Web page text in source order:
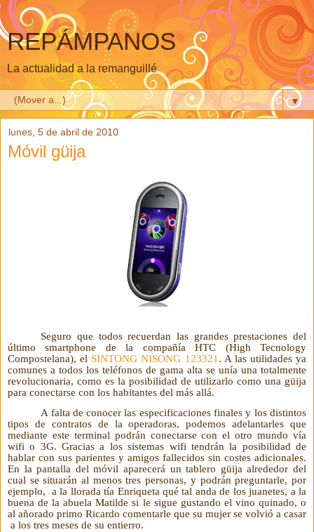
REPÁMPANOS
La actualidad a la remanguillé
▼
lunes, 5 de abril de 2010
Móvil güija
Seguro que todos recuerdan las grandes prestaciones del
último smartphone de la compañía HTC (High Tecnology
Compostelana), el SINTONG NISONG 123321 . A las utilidades ya
comunes a todos los teléfonos de gama alta se unía una totalmente
revolucionaria, como es la posibilidad de utilizarlo como una güija
para conectarse con los habitantes del más allá.
A falta de conocer las especificaciones finales y los distintos
tipos de contratos de la operadoras, podemos adelantarles que
mediante este terminal podrán conectarse con el otro mundo vía
wifi o 3G. Gracias a los sistemas wifi tendrán la posibilidad de
hablar con sus parientes y amigos fallecidos sin costes adicionales.
En la pantalla del móvil aparecerá un tablero güija alrededor del
cual se situarán al menos tres personas, y podrán preguntarle, por
ejemplo, a la llorada tía Enriqueta qué tal anda de los juanetes, a la
buena de la abuela Matilde si le sigue gustando el vino quinado, o
al añorado primo Ricardo comentarle que su mujer se volvió a casar
a los tres meses de su entierro.